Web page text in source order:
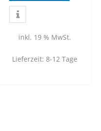
inkl. 19 % MwSt.
Lieferzeit: 8-12 Tage